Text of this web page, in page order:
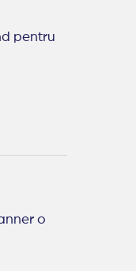
pentru